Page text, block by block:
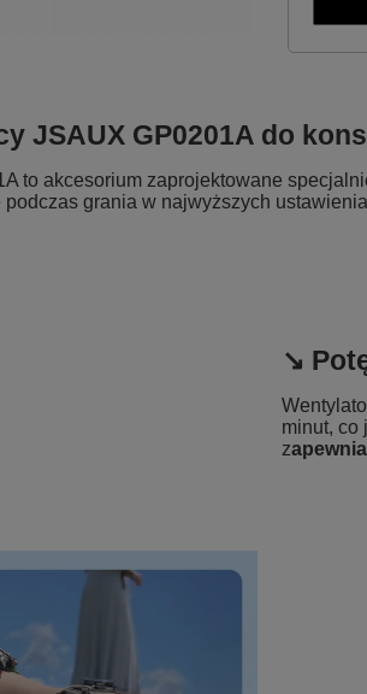
JSAUX GP0201A do
to akcesorium zaprojektowane
grania w najwyższych
↘️
minut, co
z